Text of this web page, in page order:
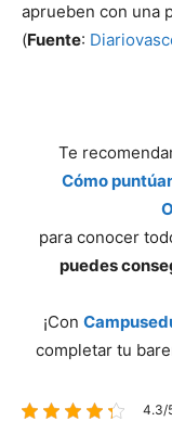
aprueben con una
(Fuente:
Te
Cómo
para conocer
puedes
¡Con
completar tu
4.3/